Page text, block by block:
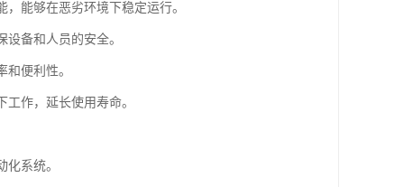
能够在恶劣环境下稳定运行。
备和人员的安全。
便利性。
作，延长使用寿命。
系统。